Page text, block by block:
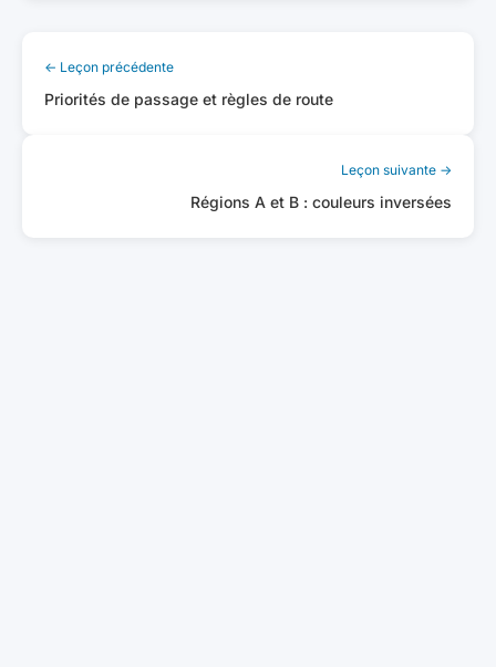
← Leçon précédente
Priorités de passage et règles de route
Leçon suivante →
Régions A et B : couleurs inversées